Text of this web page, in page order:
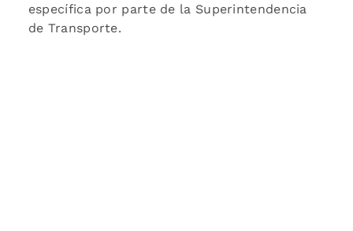
específica por parte de la Superintendencia
de Transporte.